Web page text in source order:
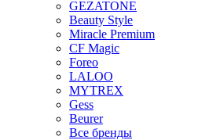
GEZATONE
Beauty Style
Miracle Premium
CF Magic
Foreo
LALOO
MYTREX
Gess
Beurer
Все бренды